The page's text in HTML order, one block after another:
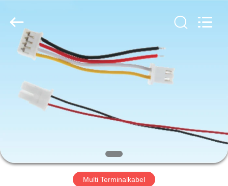
HAUS
PRODUKTE
FABRIK-
Dalee
Electronic
Multi Terminalkabel